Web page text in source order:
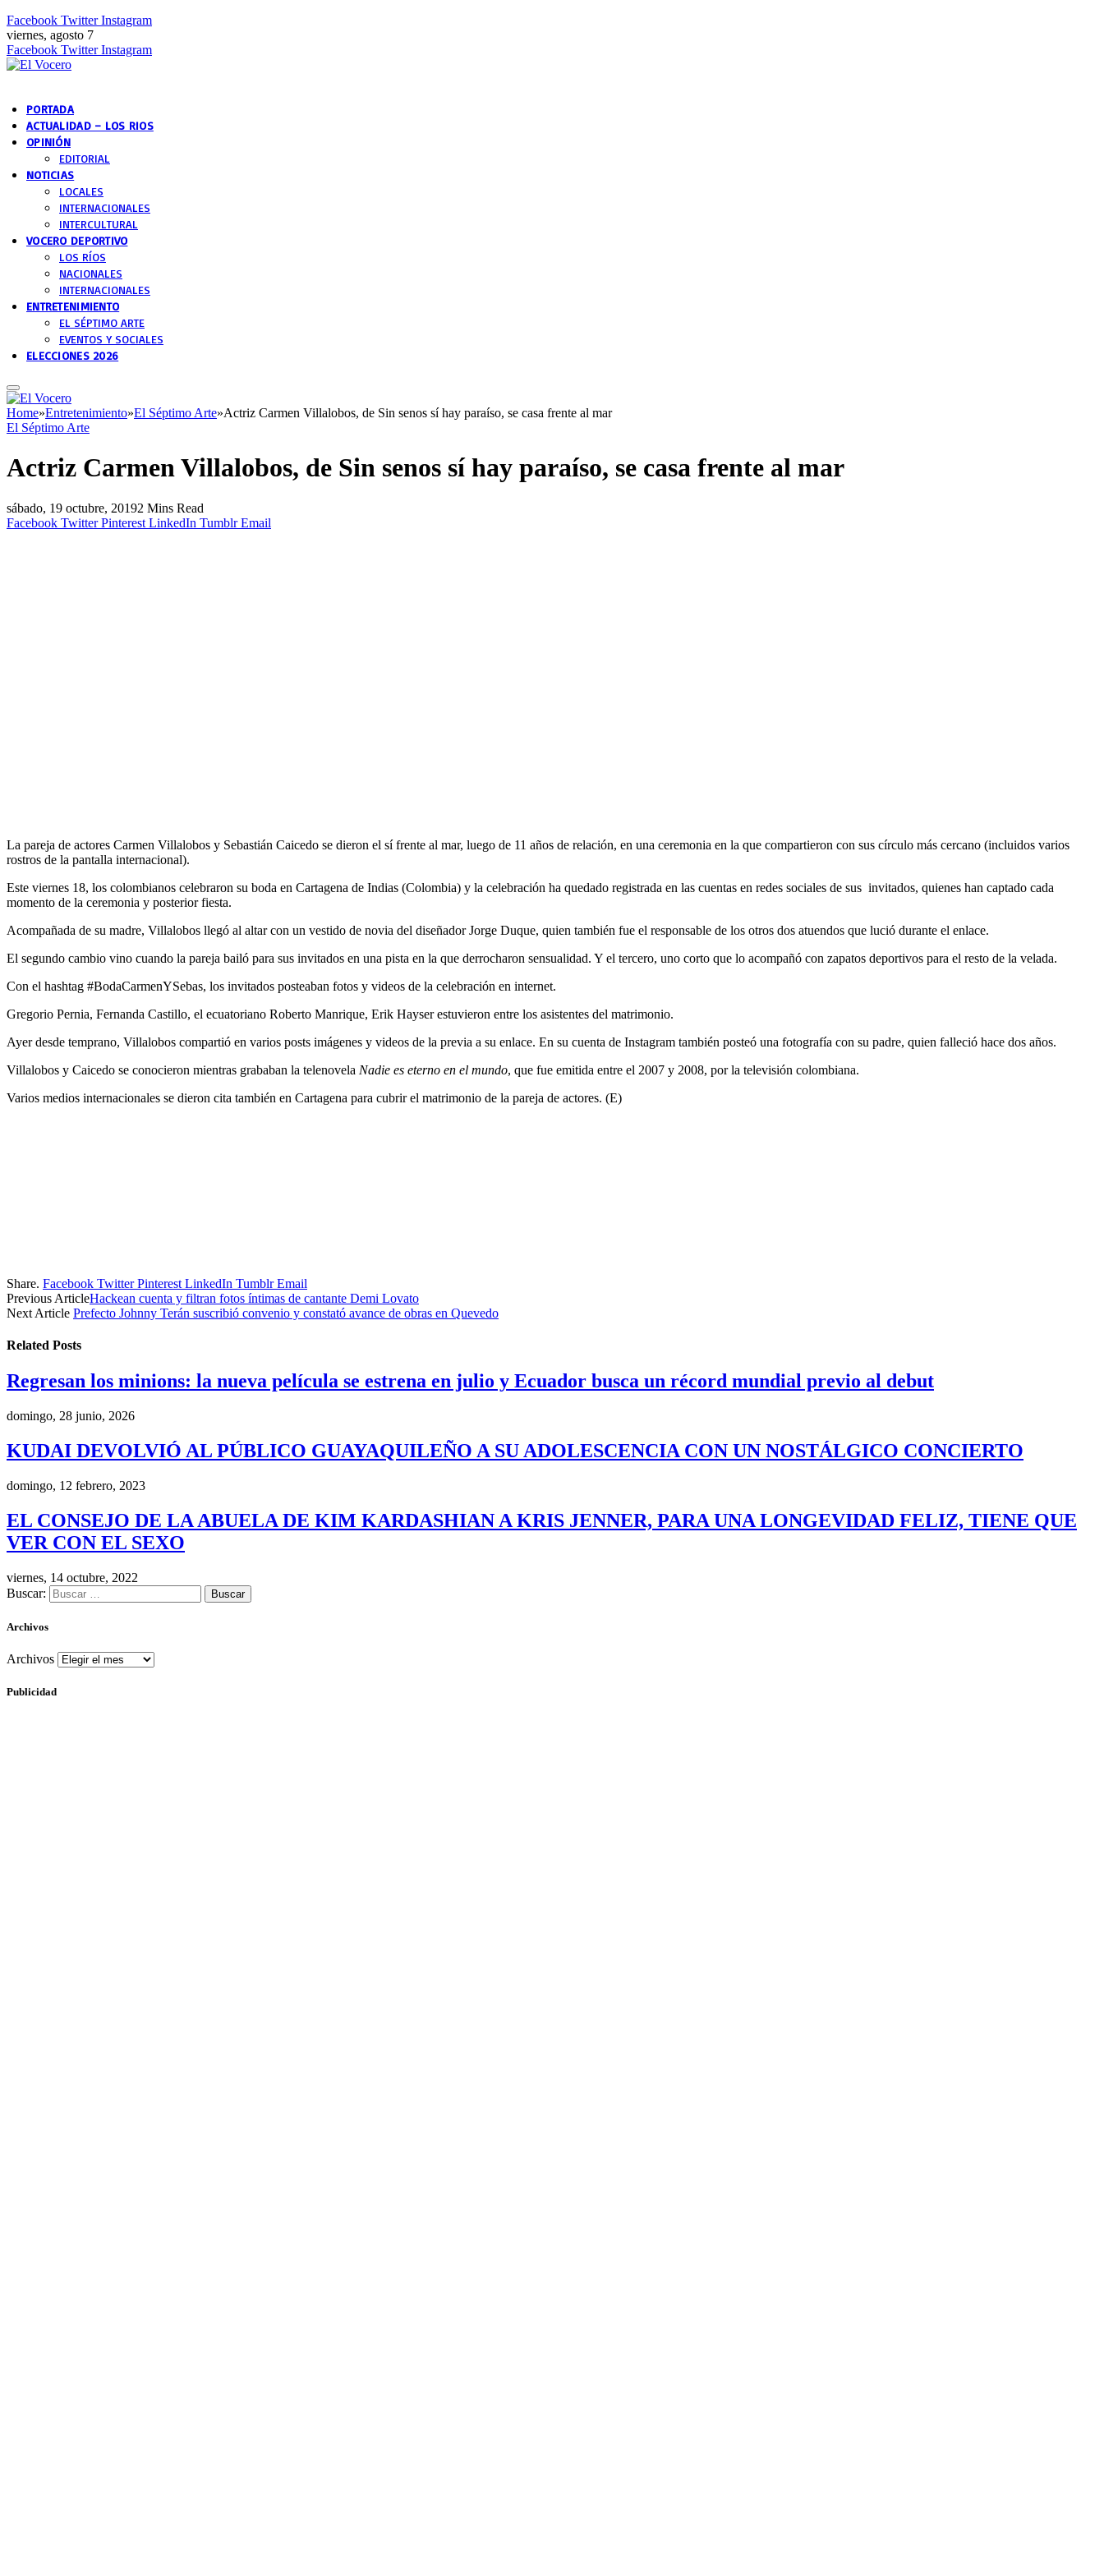
Facebook Twitter Instagram
viernes, agosto 7
Facebook Twitter Instagram
PORTADA
ACTUALIDAD – LOS RIOS
OPINIÓN
EDITORIAL
NOTICIAS
LOCALES
INTERNACIONALES
INTERCULTURAL
VOCERO DEPORTIVO
LOS RÍOS
NACIONALES
INTERNACIONALES
ENTRETENIMIENTO
EL SÉPTIMO ARTE
EVENTOS Y SOCIALES
ELECCIONES 2026
Home»Entretenimiento»El Séptimo Arte»Actriz Carmen Villalobos, de Sin senos sí hay paraíso, se casa frente al mar
El Séptimo Arte
Actriz Carmen Villalobos, de Sin senos sí hay paraíso, se casa frente al mar
sábado, 19 octubre, 20192 Mins Read
Facebook Twitter Pinterest LinkedIn Tumblr Email
La pareja de actores Carmen Villalobos y Sebastián Caicedo se dieron el sí frente al mar, luego de 11 años de relación, en una ceremonia en la que compartieron con sus círculo más cercano (incluidos varios
rostros de la pantalla internacional).
Este viernes 18, los colombianos celebraron su boda en Cartagena de Indias (Colombia) y la celebración ha quedado registrada en las cuentas en redes sociales de sus invitados, quienes han captado cada
momento de la ceremonia y posterior fiesta.
Acompañada de su madre, Villalobos llegó al altar con un vestido de novia del diseñador Jorge Duque, quien también fue el responsable de los otros dos atuendos que lució durante el enlace.
El segundo cambio vino cuando la pareja bailó para sus invitados en una pista en la que derrocharon sensualidad. Y el tercero, uno corto que lo acompañó con zapatos deportivos para el resto de la velada.
Con el hashtag #BodaCarmenYSebas, los invitados posteaban fotos y videos de la celebración en internet.
Gregorio Pernia, Fernanda Castillo, el ecuatoriano Roberto Manrique, Erik Hayser estuvieron entre los asistentes del matrimonio.
Ayer desde temprano, Villalobos compartió en varios posts imágenes y videos de la previa a su enlace. En su cuenta de Instagram también posteó una fotografía con su padre, quien falleció hace dos años.
Villalobos y Caicedo se conocieron mientras grababan la telenovela Nadie es eterno en el mundo, que fue emitida entre el 2007 y 2008, por la televisión colombiana.
Varios medios internacionales se dieron cita también en Cartagena para cubrir el matrimonio de la pareja de actores. (E)
Share. Facebook Twitter Pinterest LinkedIn Tumblr Email
Previous ArticleHackean cuenta y filtran fotos íntimas de cantante Demi Lovato
Next Article Prefecto Johnny Terán suscribió convenio y constató avance de obras en Quevedo
Related Posts
Regresan los minions: la nueva película se estrena en julio y Ecuador busca un récord mundial previo al debut
domingo, 28 junio, 2026
KUDAI DEVOLVIÓ AL PÚBLICO GUAYAQUILEÑO A SU ADOLESCENCIA CON UN NOSTÁLGICO CONCIERTO
domingo, 12 febrero, 2023
EL CONSEJO DE LA ABUELA DE KIM KARDASHIAN A KRIS JENNER, PARA UNA LONGEVIDAD FELIZ, TIENE QUE
VER CON EL SEXO
viernes, 14 octubre, 2022
Buscar:
Archivos
Archivos
Publicidad